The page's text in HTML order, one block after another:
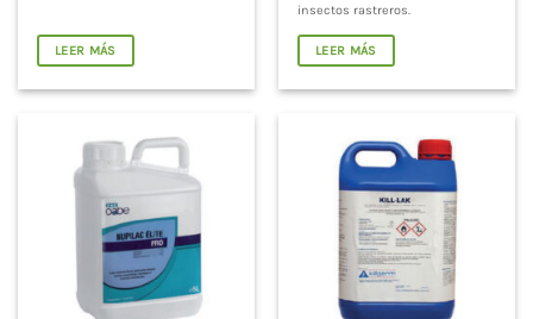
LEER MÁS
insectos rastreros.
LEER MÁS